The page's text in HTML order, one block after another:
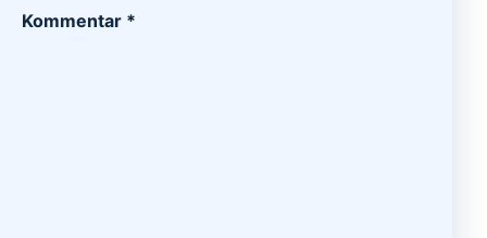
Kommentar *